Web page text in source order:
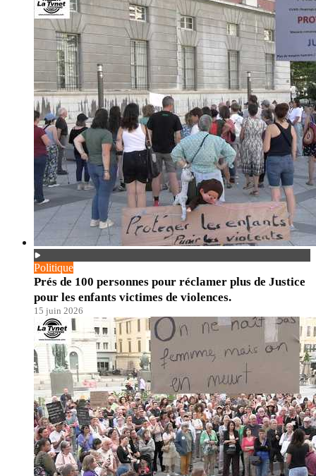
Politique
Prés de 100 personnes pour réclamer plus de Justice
pour les enfants victimes de violences.
15 juin 2026